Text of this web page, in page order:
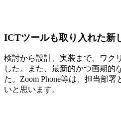
ICTツールも取り入れた新
検討から設計、実装まで、ワク
した。また、最新的かつ画期的
た。Zoom Phone等は、担当部
いと思います。